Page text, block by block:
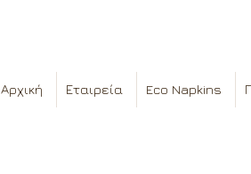
Αρχική Εταιρεία Eco Napkins